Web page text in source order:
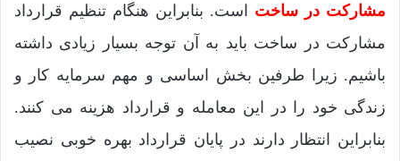
مشارکت در ساخت است. بنابراین هنگام تنظیم قرارداد
مشارکت در ساخت باید به آن توجه بسیار زیادی داشته
باشیم. زیرا طرفین بخش اساسی و مهم سرمایه کار و
زندگی خود را در این معامله و قرارداد هزینه می کنند.
بنابراین انتظار دارند در پایان قرارداد بهره خوبی نصیب